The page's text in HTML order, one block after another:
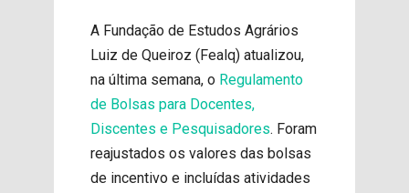
A Fundação de Estudos Agrários
Luiz de Queiroz (Fealq) atualizou,
na última semana, o Regulamento
de Bolsas para Docentes,
Discentes e Pesquisadores. Foram
reajustados os valores das bolsas
de incentivo e incluídas atividades